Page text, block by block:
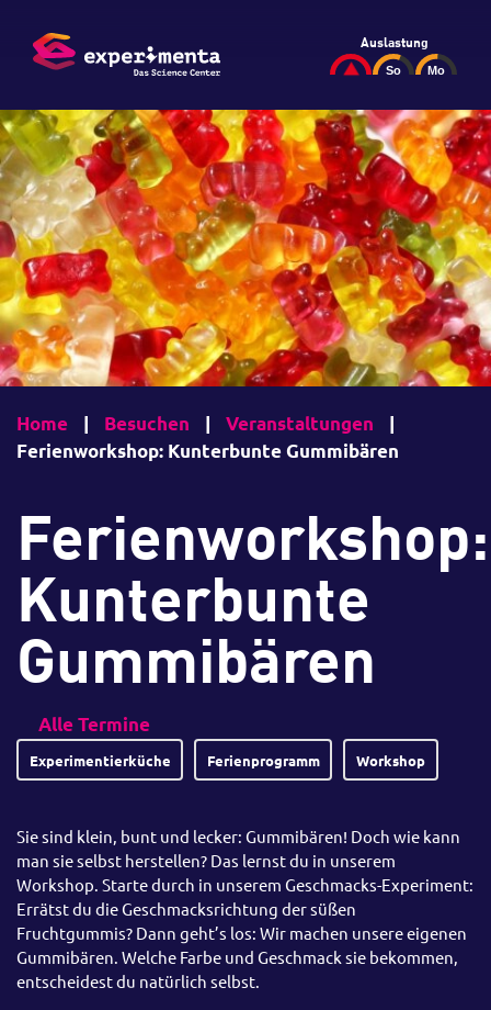
Auslastung
Home | Besuchen | Veranstaltungen
|
Ferienworkshop: Kunterbunte Gummibären
Ferienworkshop:
Kunterbunte
Gummibären
Alle Termine
Experimentierküche Ferienprogramm Workshop
Sie sind klein, bunt und lecker: Gummibären! Doch wie kann
man sie selbst herstellen? Das lernst du in unserem
Workshop. Starte durch in unserem Geschmacks-Experiment:
Errätst du die Geschmacksrichtung der süßen
Fruchtgummis? Dann geht’s los: Wir machen unsere eigenen
Gummibären. Welche Farbe und Geschmack sie bekommen,
entscheidest du natürlich selbst.